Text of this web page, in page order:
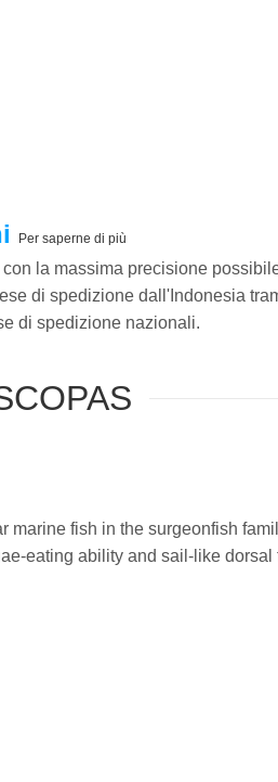
Per saperne di più
la massima precisione
di spedizione dall'Indonesia
di spedizione nazionali.
marine fish in the surgeonfish
eating ability and sail-like dorsal